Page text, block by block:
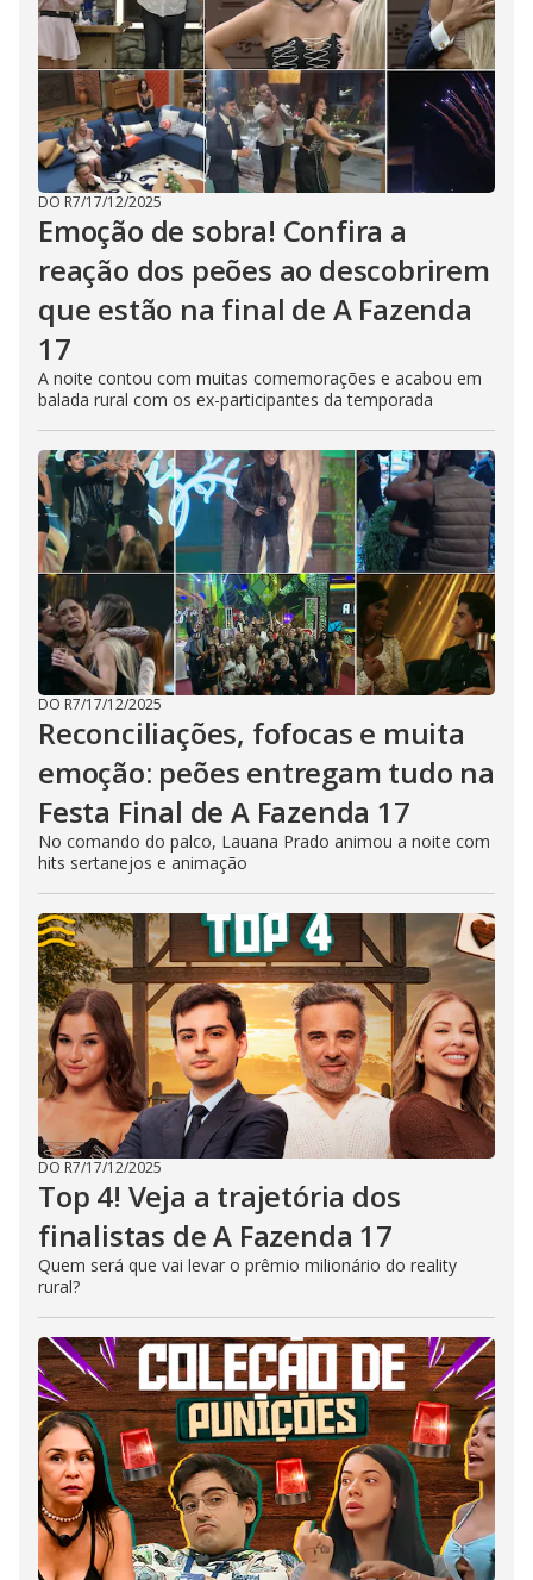
DO R7/17/12/2025
Emoção de sobra! Confira a
reação dos peões ao descobrirem
que estão na final de A Fazenda
17
A noite contou com muitas comemorações e acabou em
balada rural com os ex-participantes da temporada
DO R7/17/12/2025
Reconciliações, fofocas e muita
emoção: peões entregam tudo na
Festa Final de A Fazenda 17
No comando do palco, Lauana Prado animou a noite com
hits sertanejos e animação
DO R7/17/12/2025
Top 4! Veja a trajetória dos
finalistas de A Fazenda 17
Quem será que vai levar o prêmio milionário do reality
rural?